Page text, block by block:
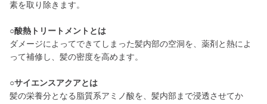
素を取り除きます。
○酸熱トリートメントとは
ダメージによってできてしまった髪内部の空洞を、薬剤と熱によ
って補修し、髪の密度を高めます。
○サイエンスアクアとは
髪の栄養分となる脂質系アミノ酸を、髪内部まで浸透させてか